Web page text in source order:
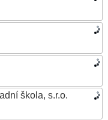
škola, s.r.o.